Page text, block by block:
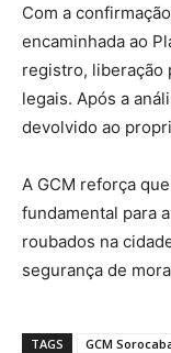
Com a
encaminhada ao
registro, liberação
legais. Após a
devolvido ao
A GCM reforça
fundamental para
roubados na
segurança de
TAGS GCM